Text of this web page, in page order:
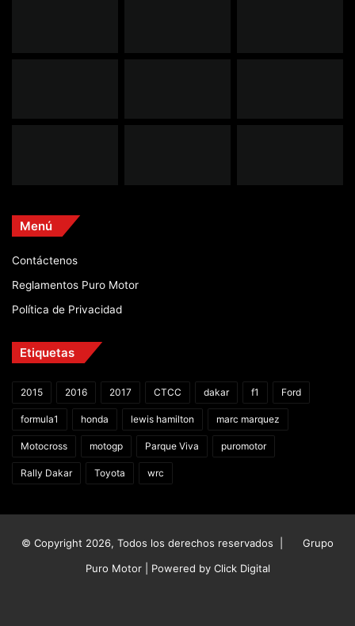
Menú
Contáctenos
Reglamentos Puro Motor
Política de Privacidad
Etiquetas
2015 2016 2017 CTCC dakar f1 Ford
formula1 honda lewis hamilton marc marquez
Motocross motogp Parque Viva puromotor
Rally Dakar Toyota wrc
© Copyright 2026, Todos los derechos reservados |
Grupo
Puro Motor | Powered by Click Digital